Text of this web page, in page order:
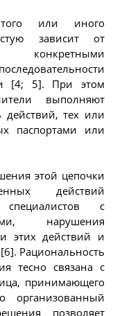
того или иного
зависит от
конкретными
[4; 5]. При этом
выполняют
действий, тех или
паспортами или
этой цепочки
действий
специалистов с
нарушения
этих действий и
Рациональность
тесно связана с
принимающего
позволяет